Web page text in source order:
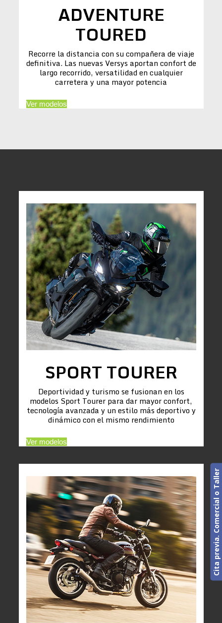
ADVENTURE
TOURED
Recorre la distancia con su compañera de viaje
definitiva. Las nuevas Versys aportan confort de
largo recorrido, versatilidad en cualquier
carretera y una mayor potencia
Ver modelos
SPORT TOURER
Deportividad y turismo se fusionan en los
modelos Sport Tourer para dar mayor confort,
tecnología avanzada y un estilo más deportivo y
dinámico con el mismo rendimiento
Ver modelos
Cita previa. Comercial o Taller